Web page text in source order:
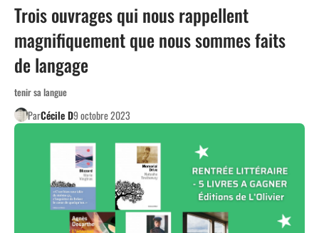
Trois ouvrages qui nous rappellent
magnifiquement que nous sommes faits
de langage
tenir sa langue
ParCécile D9 octobre 2023